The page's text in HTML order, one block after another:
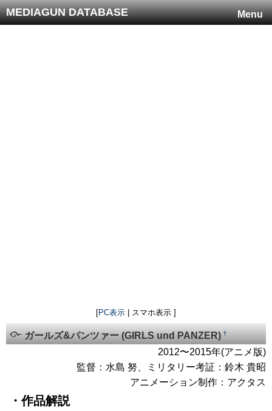
Menu
MEDIAGUN DATABASE
[PC表示 | スマホ表示 ]
ガールズ&パンツァー (GIRLS und PANZER)†
2012〜2015年(アニメ版)
監督：水島 努、ミリタリー考証：鈴木 貴昭
アニメーション制作：アクタス
・作品解説